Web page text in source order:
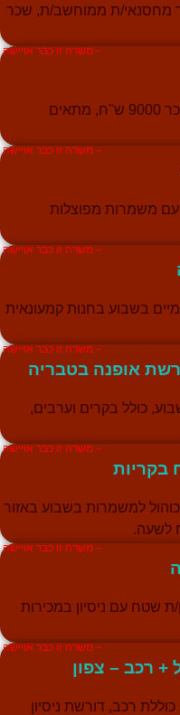
מחסנאי/ת ממוחשב/ת, שכר
– משרה זו כבר אויישה
משרה מלאה במשמרות בחיפה עם שכר 9000 ש"ח, מתאים
– משרה זו כבר אויישה
משמרות מפוצלות
– משרה זו כבר אויישה
בשבוע בחנות קמעונאית
– משרה זו כבר אויישה
אופנה בטבריה
4 משמרות בשבוע, כולל בקרים וערבים,
– משרה זו כבר אויישה
למשמרות בשבוע באזור
– משרה זו כבר אויישה
שטח עם ניסיון במכירות
– משרה זו כבר אויישה
רכב – צפון
רכב, דורשת ניסיון